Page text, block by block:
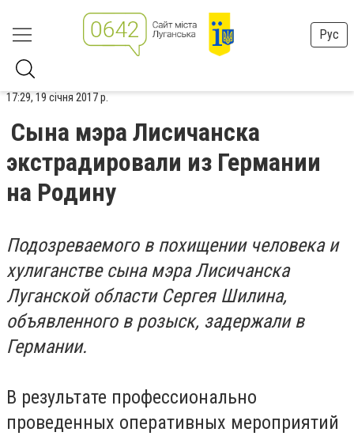
Рус
17:29, 19 січня 2017 р.
Сына мэра Лисичанска
экстрадировали из Германии
на Родину
Подозреваемого в похищении человека и
хулиганстве сына мэра Лисичанска
Луганской области Сергея Шилина,
объявленного в розыск, задержали в
Германии.
В результате профессионально
проведенных оперативных мероприятий